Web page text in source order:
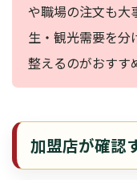
や職場の注文も大
生・観光需要を分
整えるのがおすす
加盟店が確認